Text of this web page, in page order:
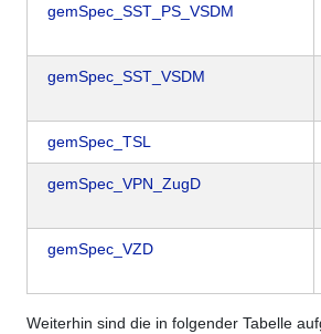
gemSpec_SST_PS_VSDM
gemSpec_SST_VSDM
gemSpec_TSL
gemSpec_VPN_ZugD
gemSpec_VZD
Weiterhin sind die in folgender Tabelle